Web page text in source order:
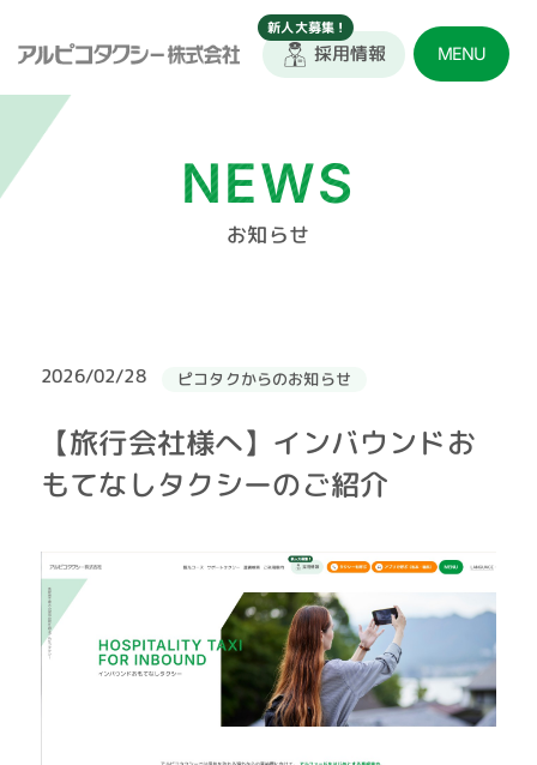
MENU
採用情報
お知らせ
NEWS
2026/02/28 ピコタクからのお知らせ
【旅行会社様へ】インバウンドお
もてなしタクシーのご紹介